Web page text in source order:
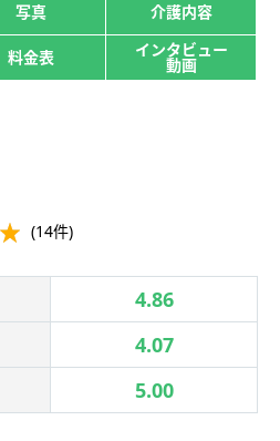
写真 介護内容
料金表 インタビュー
動画
(14件)
4.86
4.07
5.00